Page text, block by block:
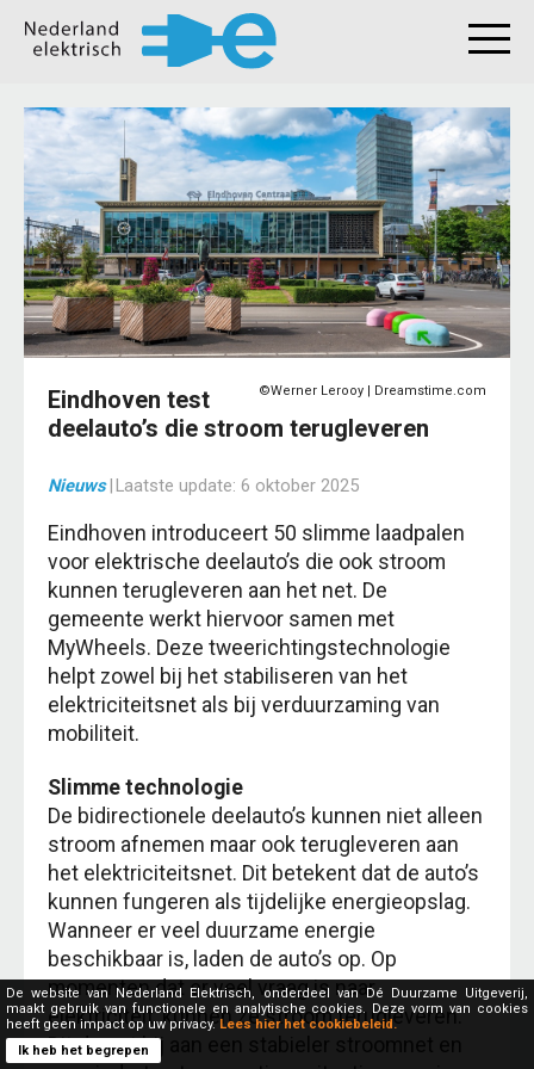
©Werner Lerooy | Dreamstime.com
Eindhoven test
deelauto’s die stroom terugleveren
Nieuws|Laatste update: 6 oktober 2025
Eindhoven introduceert 50 slimme laadpalen
voor elektrische deelauto’s die ook stroom
kunnen terugleveren aan het net. De
gemeente werkt hiervoor samen met
MyWheels. Deze tweerichtingstechnologie
helpt zowel bij het stabiliseren van het
elektriciteitsnet als bij verduurzaming van
mobiliteit.
Slimme technologie
De bidirectionele deelauto’s kunnen niet alleen
stroom afnemen maar ook terugleveren aan
het elektriciteitsnet. Dit betekent dat de auto’s
kunnen fungeren als tijdelijke energieopslag.
Wanneer er veel duurzame energie
beschikbaar is, laden de auto’s op. Op
momenten dat er veel vraag is naar
elektriciteit, kunnen ze stroom terugleveren.
Dit draagt bij aan een stabieler stroomnet en
De website van Nederland Elektrisch, onderdeel van Dé Duurzame Uitgeverij,
maakt gebruik van functionele en analytische cookies. Deze vorm van cookies
heeft geen impact op uw privacy. Lees hier het cookiebeleid.
Ik heb het begrepen